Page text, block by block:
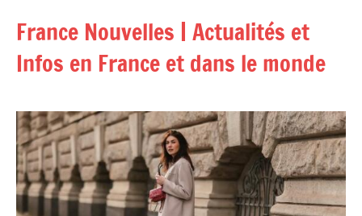
contenu
France Nouvelles | Actualités et
Infos en France et dans le monde